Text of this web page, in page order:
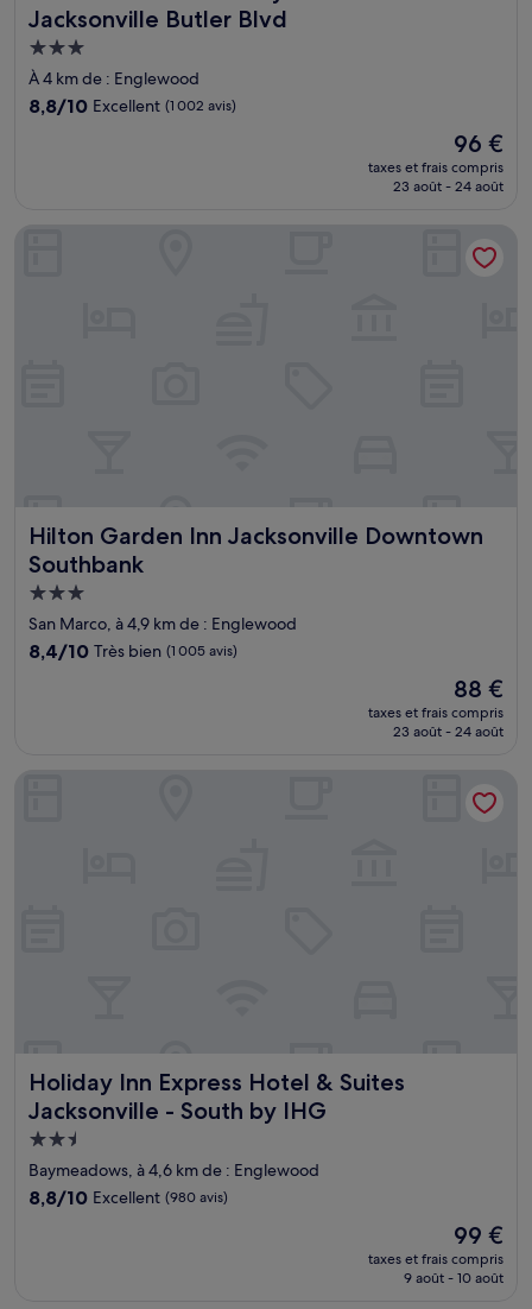
Jacksonville Butler Blvd
Hébergement
3.0 étoiles
À 4 km de : Englewood
8.8
8,8/10 Excellent (1 002 avis)
Le
nouveau
prix
96 €
96 €
taxes et frais compris
23 août - 24 août
Hilton Garden Inn Jacksonville Downtown
Southbank
Hilton Garden Inn Jacksonville Downtown Southbank
Hébergement
3.0 étoiles
San Marco, à 4,9 km de : Englewood
8.4
8,4/10 Très bien (1 005 avis)
Le
nouveau
prix
de
88 €
88 €
taxes et frais compris
23 août - 24 août
Hilton Garden Inn Jacksonville Downtown Southbank
Holiday Inn Express Hotel & Suites
Jacksonville - South by IHG
Holiday Inn Express Hotel & Suites Jacksonville - South by
Hébergement
2.5 étoiles
Baymeadows, à 4,6 km de : Englewood
8.8
8,8/10 Excellent (980 avis)
Le
nouveau
prix
99 €
taxes et frais compris
9 août - 10 août